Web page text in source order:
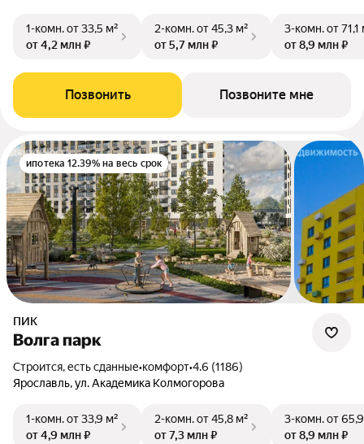
1-комн.от 33,5 м²
от 4,2 млн ₽
2-комн.от 45,3 м²
от 5,7 млн ₽
3-комн.от 71,1
от 8,9 млн ₽
Позвонить Позвоните мне
ипотека 12.39% на весь срок
ПИК
Волга парк
Строится, есть сданные•комфорт•4.6 (1186)
Ярославль, ул. Академика Колмогорова
1-комн.от 33,9 м²
от 4,9 млн ₽
2-комн.от 45,8 м²
от 7,3 млн ₽
3-комн.от
от 8,9 млн ₽